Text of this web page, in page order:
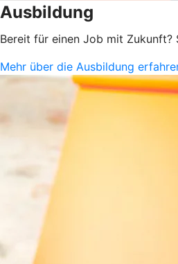
Ausbildung
Bereit für einen Job mit Zukunft?
Mehr über die Ausbildung